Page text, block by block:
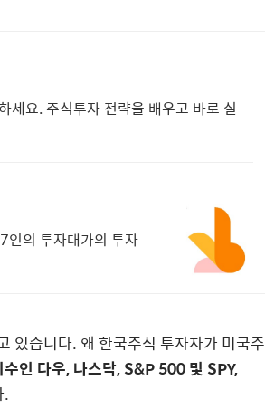
세요. 주식투자 전략을 배우고 바로 실
인의 투자대가의 투자
있습니다. 왜 한국주식 투자자가 미국주
인 다우, 나스닥, S&P 500 및 SPY,
.